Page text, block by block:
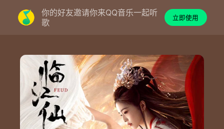
你的好友邀请你来QQ音乐一起听
歌
立即使用